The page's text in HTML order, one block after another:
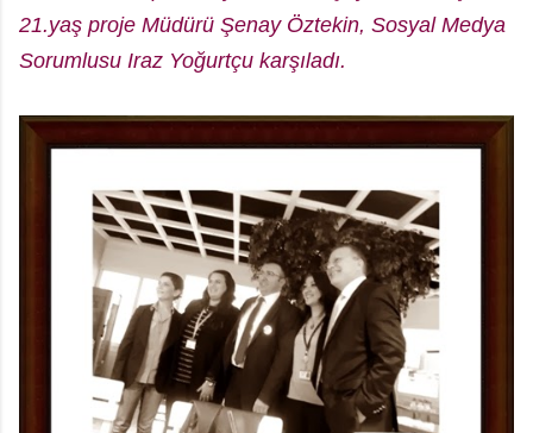
21.yaş proje Müdürü Şenay Öztekin, Sosyal Medya
Sorumlusu Iraz Yoğurtçu karşıladı.